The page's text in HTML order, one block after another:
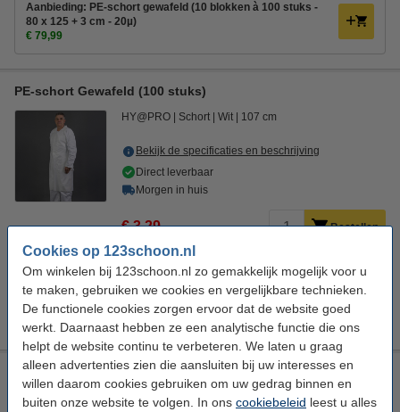
Cookies op 123schoon.nl
Om winkelen bij 123schoon.nl zo gemakkelijk mogelijk voor u
te maken, gebruiken we cookies en vergelijkbare technieken.
De functionele cookies zorgen ervoor dat de website goed
werkt. Daarnaast hebben ze een analytische functie die ons
helpt de website continu te verbeteren. We laten u graag
alleen advertenties zien die aansluiten bij uw interesses en
willen daarom cookies gebruiken om uw gedrag binnen en
buiten onze website te volgen. In ons cookiebeleid leest u alles
Aanbieding: PE-schort gewafeld (10 blokken à 100 stuks -
80 x 125 + 3 cm - 20µ)
€ 79,99
PE-schort Gewafeld (100 stuks)
HY@PRO Schort Wit 107 cm
Bekijk de specificaties en beschrijving
Direct leverbaar
Morgen in huis
€ 3,29 Bestellen
Aanbieding:
Aanbieding: PE-schort Gewafeld (10 zakken à 100 stuks)
€ 29,99
PE-schort effen (100 stuks - 69 x 107 cm - 25µ)
HY@PRO Schort Wit 107 cm